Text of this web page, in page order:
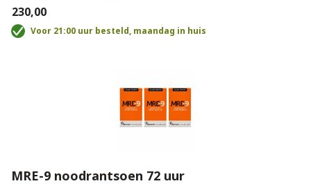
€230,00
Voor 21:00 uur besteld, maandag in huis
MRE-9 noodrantsoen 72 uur